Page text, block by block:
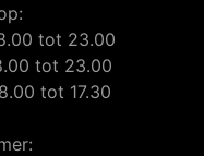
tot 23.00
tot 23.00
tot 17.30